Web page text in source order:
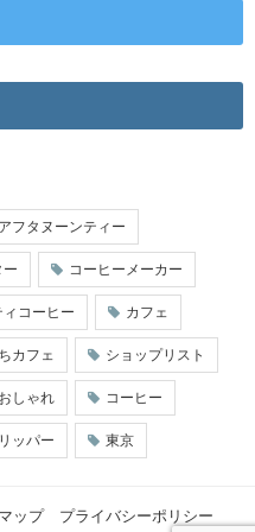
アフタヌーンティー
ー コーヒーメーカー
ィコーヒー カフェ
カフェ ショップリスト
おしゃれ コーヒー
ッパー 東京
ップ
プライバシーポリシー